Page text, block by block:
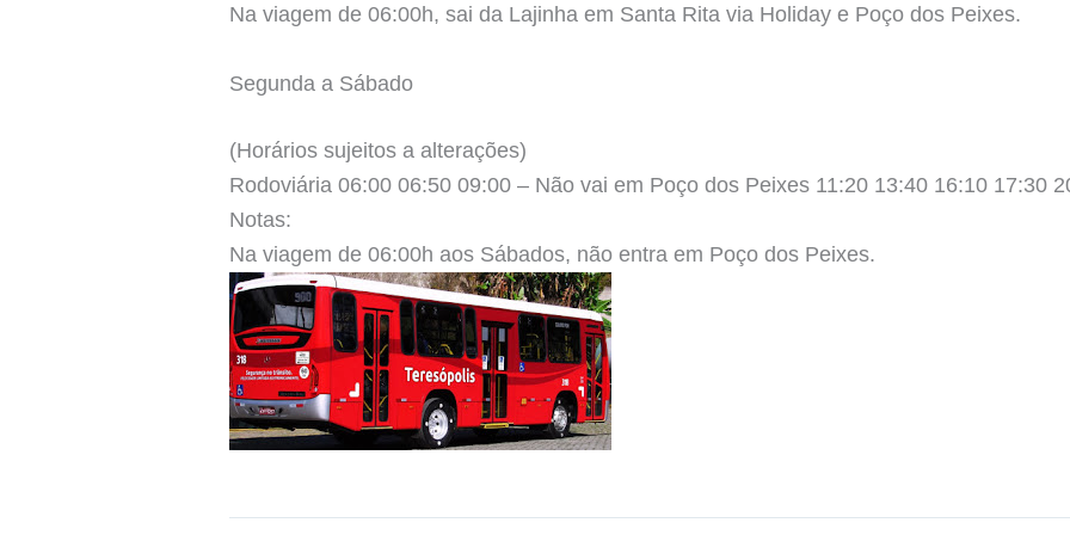
Na viagem de 06:00h, sai da Lajinha em Santa Rita via Holiday e Poço dos Peixes.
Segunda a Sábado
(Horários sujeitos a alterações)
Rodoviária 06:00 06:50 09:00 – Não vai em Poço dos Peixes 11:20 13:40 16:10 17:30
Notas:
Na viagem de 06:00h aos Sábados, não entra em Poço dos Peixes.